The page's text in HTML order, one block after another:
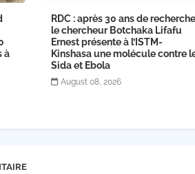
à
RDC : après 30 ans de
le chercheur Botchaka Lifafu
Ernest présente à l’ISTM-
Kinshasa une molécule contre
Sida et Ebola
August 08, 2026